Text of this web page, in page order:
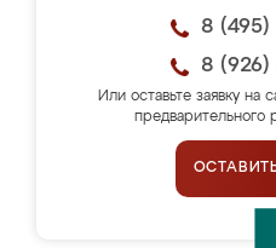
8 (495)
8 (926)
Или оставьте заявку на
предварительного